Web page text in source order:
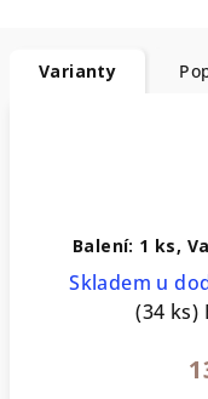
Varianty
Balení: 1 ks,
Skladem u
(34 ks)